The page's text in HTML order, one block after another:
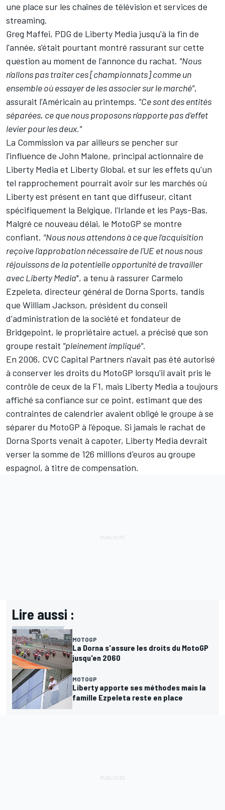
une place sur les chaînes de télévision et services de
streaming.
Greg Maffei, PDG de Liberty Media jusqu'à la fin de
l'année, s'était pourtant montré rassurant sur cette
question au moment de l'annonce du rachat. "Nous
n'allons pas traiter ces [championnats] comme un
ensemble où essayer de les associer sur le marché",
assurait l'Américain au printemps. "Ce sont des entités
séparées, ce que nous proposons n'apporte pas d'effet
levier pour les deux."
La Commission va par ailleurs se pencher sur
l'influence de John Malone, principal actionnaire de
Liberty Media et Liberty Global, et sur les effets qu'un
tel rapprochement pourrait avoir sur les marchés où
Liberty est présent en tant que diffuseur, citant
spécifiquement la Belgique, l'Irlande et les Pays-Bas.
Malgré ce nouveau délai, le MotoGP se montre
confiant. "Nous nous attendons à ce que l'acquisition
reçoive l'approbation nécessaire de l'UE et nous nous
réjouissons de la potentielle opportunité de travailler
avec Liberty Media", a tenu à rassurer Carmelo
Ezpeleta, directeur général de Dorna Sports, tandis
que William Jackson, président du conseil
d'administration de la société et fondateur de
Bridgepoint, le propriétaire actuel, a précisé que son
groupe restait "pleinement impliqué".
En 2006, CVC Capital Partners n'avait pas été autorisé
à conserver les droits du MotoGP lorsqu'il avait pris le
contrôle de ceux de la F1, mais Liberty Media a toujours
affiché sa confiance sur ce point, estimant que des
contraintes de calendrier avaient obligé le groupe à se
séparer du MotoGP à l'époque. Si jamais le rachat de
Dorna Sports venait à capoter, Liberty Media devrait
verser la somme de 126 millions d'euros au groupe
espagnol, à titre de compensation.
Lire aussi :
MOTOGP
La Dorna s'assure les droits du MotoGP
jusqu'en 2060
MOTOGP
Liberty apporte ses méthodes mais la
famille Ezpeleta reste en place